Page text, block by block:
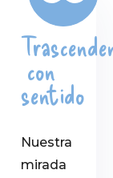
con
sentido
Nuestra
mirada